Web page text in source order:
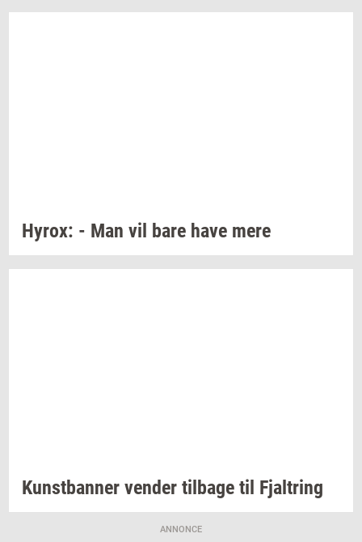
Hyrox: - Man vil bare have mere
Kunst­ban­ner ven­der til­ba­ge til Fjal­tring
ANNONCE